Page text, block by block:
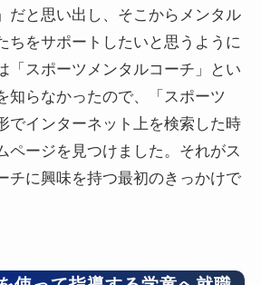
だと思い出し、そこからメンタル
ちをサポートしたいと思うように
「スポーツメンタルコーチ」とい
知らなかったので、「スポーツ
でインターネット上を検索した時
ページを見つけました。それがス
チに興味を持つ最初のきっかけで